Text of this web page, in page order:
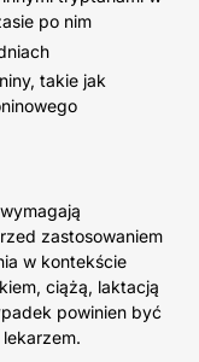
po nim
takie jak
zastosowaniem
w kontekście
ciążą, laktacją
powinien być